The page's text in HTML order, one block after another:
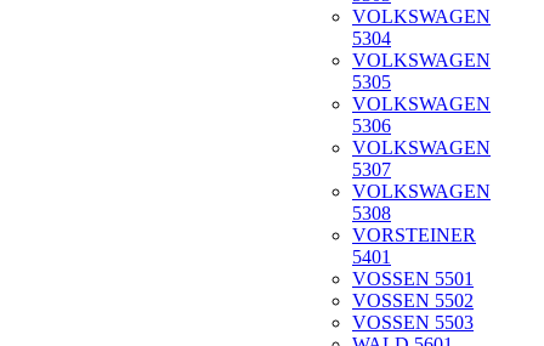
VOLKSWAGEN
5304
VOLKSWAGEN
5305
VOLKSWAGEN
5306
VOLKSWAGEN
5307
VOLKSWAGEN
5308
VORSTEINER
5401
VOSSEN 5501
VOSSEN 5502
VOSSEN 5503